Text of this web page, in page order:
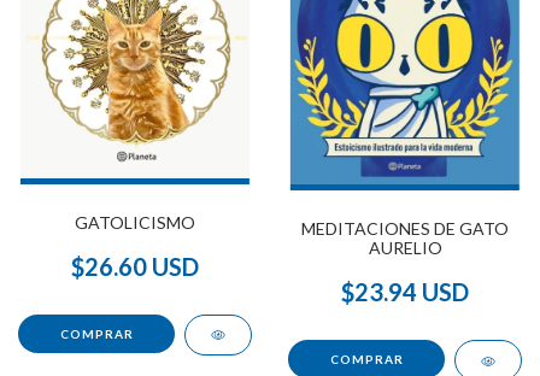
GATOLICISMO
$26.60 USD
MEDITACIONES DE GATO
AURELIO
$23.94 USD